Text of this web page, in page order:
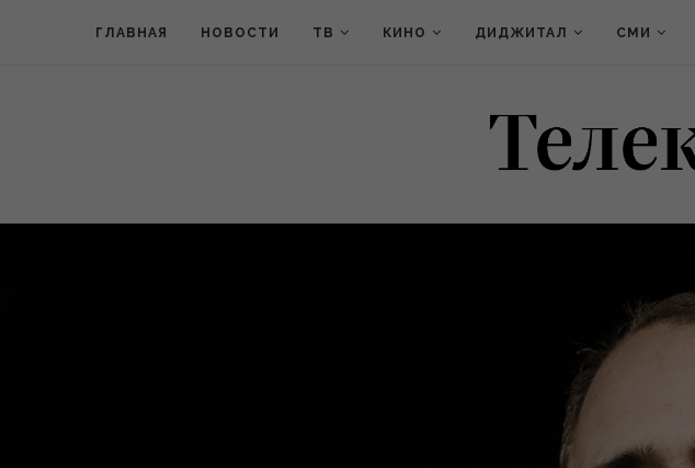
ГЛАВНАЯ НОВОСТИ ТВ КИНО ДИДЖИТАЛ СМИ